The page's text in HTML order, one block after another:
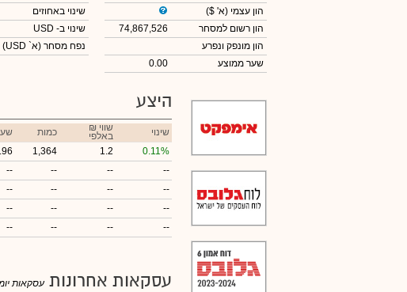
הון עצמי (א' $)
הון רשום למסחר
74,867,526
הון מונפק ונפרע
שער ממוצע
0.00
שינוי באחוזים
שינוי ב- USD
נפח מסחר (א` USD)
היצע
שינוי ₪ שווי
באלפי כמות
0.11%
1.2
1,364
--
--
--
--
--
--
--
--
--
--
--
--
--
--
--
--
עסקאות אחרונות עסקאות